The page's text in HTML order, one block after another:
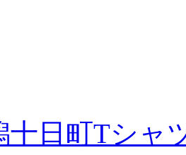
十日町Tシャ